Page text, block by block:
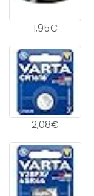
1,95€
2,08€